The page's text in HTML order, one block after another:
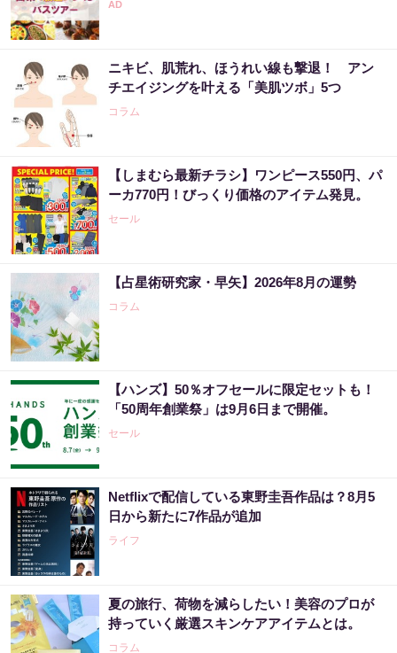
ニキビ、肌荒れ、ほうれい線も撃退！ アン
チエイジングを叶える「美肌ツボ」5つ
コラム
【しまむら最新チラシ】ワンピース550円、パ
ーカ770円！びっくり価格のアイテム発見。
セール
【占星術研究家・早矢】2026年8月の運勢
コラム
【ハンズ】50％オフセールに限定セットも！
「50周年創業祭」は9月6日まで開催。
セール
Netflixで配信している東野圭吾作品は？8月5
日から新たに7作品が追加
ライフ
夏の旅行、荷物を減らしたい！美容のプロが
持っていく厳選スキンケアアイテムとは。
コラム